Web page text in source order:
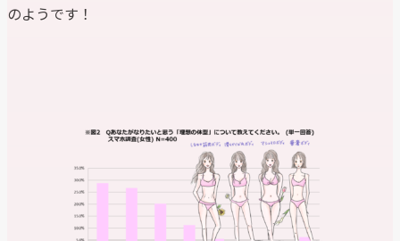
のようです！